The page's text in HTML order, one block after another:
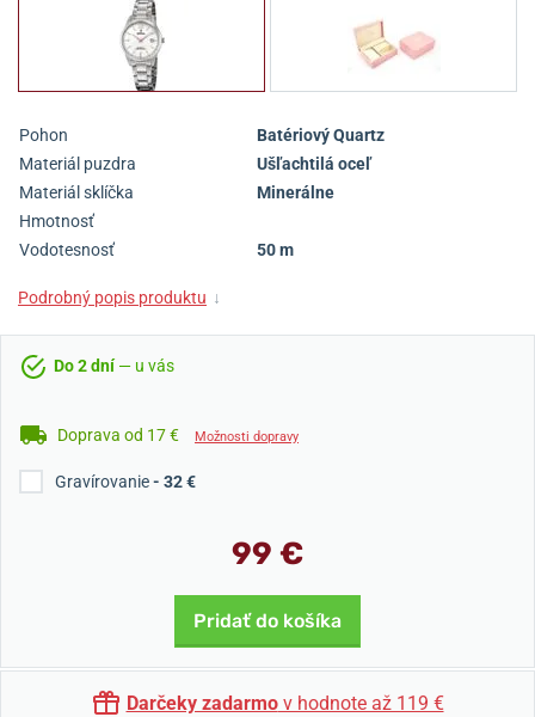
Pohon
Batériový Quartz
Materiál puzdra
Ušľachtilá oceľ
Materiál sklíčka
Minerálne
Hmotnosť
Vodotesnosť
50 m
Podrobný popis produktu ↓
Do 2 dní— u vás
Doprava od 17 € Možnosti dopravy
Gravírovanie- 32 €
99 €
Pridať do košíka
Darčeky zadarmov hodnote až 119 €